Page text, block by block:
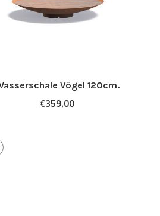
Vögel 120cm.
€359,00